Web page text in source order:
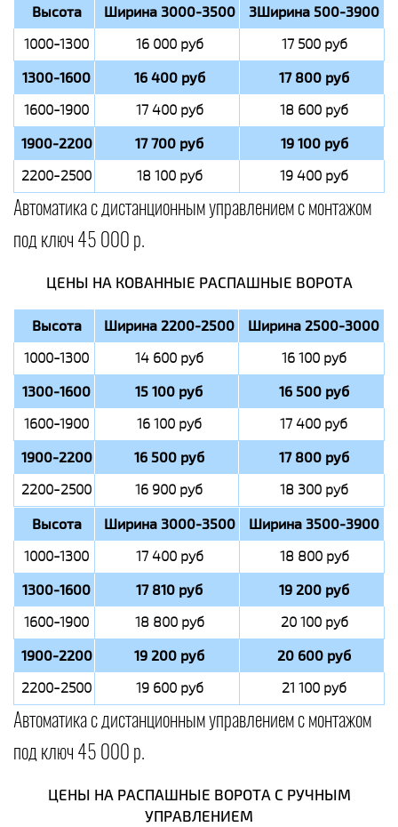
Высота Ширина 3000-3500 3Ширина 500-3900
1000-1300 16 000 руб 17 500 руб
1300-1600 16 400 руб 17 800 руб
1600-1900 17 400 руб 18 600 руб
1900-2200 17 700 руб 19 100 руб
2200-2500 18 100 руб 19 400 руб
Автоматика с дистанционным управлением с монтажом
под ключ 45 000 р.
ЦЕНЫ НА КОВАННЫЕ РАСПАШНЫЕ ВОРОТА
Высота Ширина 2200-2500 Ширина 2500-3000
1000-1300 14 600 руб 16 100 руб
1300-1600 15 100 руб 16 500 руб
1600-1900 16 100 руб 17 400 руб
1900-2200 16 500 руб 17 800 руб
2200-2500 16 900 руб 18 300 руб
Высота Ширина 3000-3500 Ширина 3500-3900
1000-1300 17 400 руб 18 800 руб
1300-1600 17 810 руб 19 200 руб
1600-1900 18 800 руб 20 100 руб
1900-2200 19 200 руб 20 600 руб
2200-2500 19 600 руб 21 100 руб
Автоматика с дистанционным управлением с монтажом
под ключ 45 000 р.
ЦЕНЫ НА РАСПАШНЫЕ ВОРОТА С РУЧНЫМ
УПРАВЛЕНИЕМ